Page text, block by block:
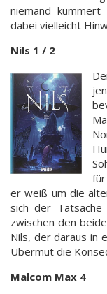
niemand
dabei vielleicht
Nils 1 / 2
er weiß um die
sich der
zwischen den
Nils, der daraus in
Übermut die
Malcom Max 4